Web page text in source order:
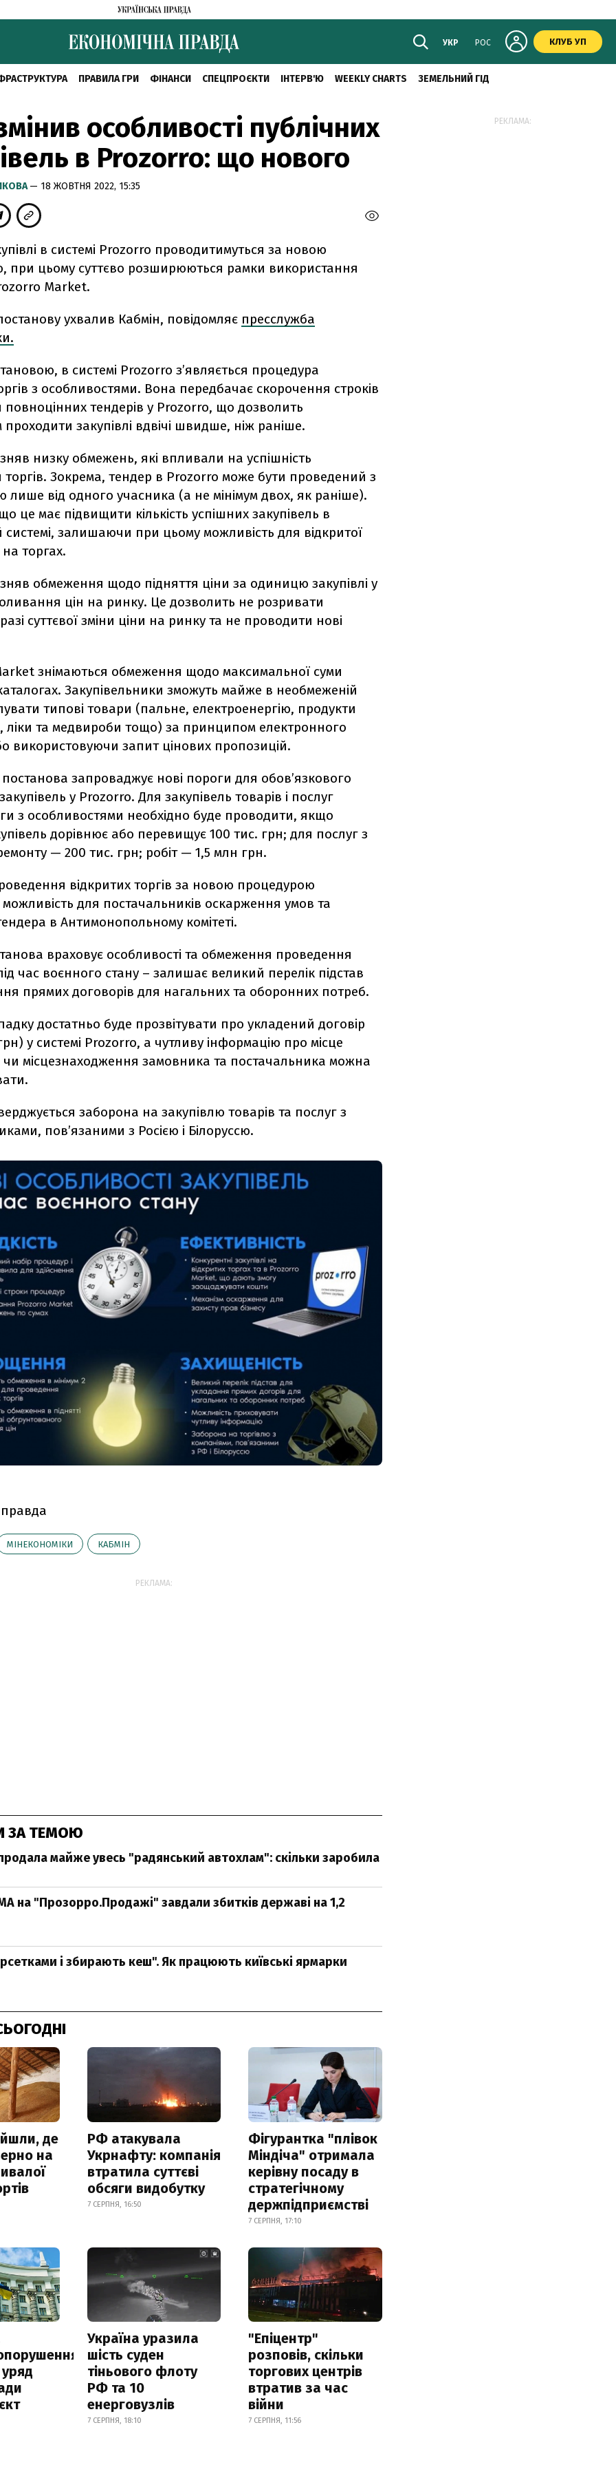
УКР РОС КЛУБ УП
ПРАВИЛА ГРИ ФІНАНСИ СПЕЦПРОЄКТИ ІНТЕРВ'Ю WEEKLY CHARTS ЗЕМЕЛЬНИЙ ГІД
особливості публічних
в Prozorro: що нового
— 18 ЖОВТНЯ 2022, 15:35
в системі Prozorro проводитимуться за новою
при цьому суттєво розширюються рамки використання
Market.
ухвалив Кабмін, повідомляє пресслужба
в системі Prozorro з’являється процедура
з особливостями. Вона передбачає скорочення строків
тендерів у Prozorro, що дозволить
закупівлі вдвічі швидше, ніж раніше.
низку обмежень, які впливали на успішність
Зокрема, тендер в Prozorro може бути проведений з
лише від одного учасника (а не мінімум двох, як раніше).
це має підвищити кількість успішних закупівель в
системі, залишаючи при цьому можливість для відкритої
на торгах.
обмеження щодо підняття ціни за одиницю закупівлі у
цін на ринку. Це дозволить не розривати
суттєвої зміни ціни на ринку та не проводити нові
знімаються обмеження щодо максимальної суми
Закупівельники зможуть майже в необмеженій
типові товари (пальне, електроенергію, продукти
ліки та медвироби тощо) за принципом електронного
використовуючи запит цінових пропозицій.
запроваджує нові пороги для обов’язкового
у Prozorro. Для закупівель товарів і послуг
з особливостями необхідно буде проводити, якщо
дорівнює або перевищує 100 тис. грн; для послуг з
— 200 тис. грн; робіт — 1,5 млн грн.
відкритих торгів за новою процедурою
для постачальників оскарження умов та
в Антимонопольному комітеті.
враховує особливості та обмеження проведення
час воєнного стану – залишає великий перелік підстав
прямих договорів для нагальних та оборонних потреб.
достатньо буде прозвітувати про укладений договір
у системі Prozorro, а чутливу інформацію про місце
чи місцезнаходження замовника та постачальника можна
заборона на закупівлю товарів та послуг з
пов’язаними з Росією і Білоруссю.
МІНЕКОНОМІКИ КАБМІН
РЕКЛАМА:
ЗА ТЕМОЮ
майже увесь "радянський автохлам": скільки заробила
на "Прозорро.Продажі" завдали збитків державі на 1,2
і збирають кеш". Як працюють київські ярмарки
де
на
РФ атакувала
Укрнафту: компанія
втратила суттєві
обсяги видобутку
7 СЕРПНЯ, 16:50
Фігурантка "плівок
Міндіча" отримала
керівну посаду в
стратегічному
держпідприємстві
7 СЕРПНЯ, 17:10
Україна уразила
шість суден
тіньового флоту
РФ та 10
енерговузлів
7 СЕРПНЯ, 18:10
"Епіцентр"
розповів, скільки
торгових центрів
втратив за час
війни
7 СЕРПНЯ, 11:56
РЕКЛАМА: